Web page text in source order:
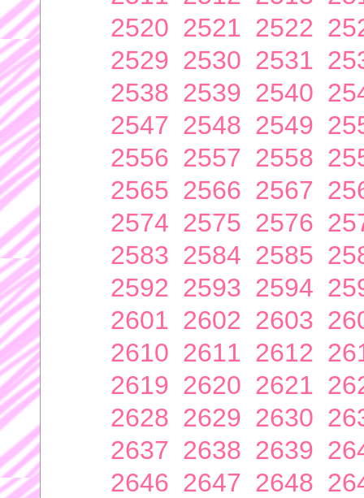
2520 2521 2522
2529 2530 2531
2538 2539 2540
2547 2548 2549
2556 2557 2558
2565 2566 2567
2574 2575 2576
2583 2584 2585
2592 2593 2594
2601 2602 2603
2610 2611 2612
2619 2620 2621
2628 2629 2630
2637 2638 2639
2646 2647 2648